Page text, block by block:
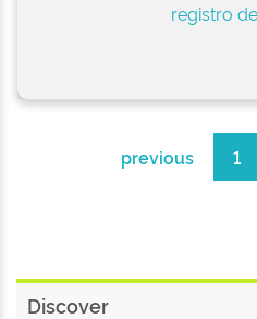
registro
previous 1
Discover